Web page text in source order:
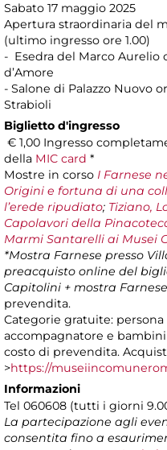
Sabato 17 maggio 2025
Apertura straordinaria del
(ultimo ingresso ore 1.00)
- Esedra del Marco Aurelio
d’Amore
- Salone di Palazzo Nuovo
Strabioli
Biglietto d'ingresso
€ 1,00 Ingresso
della MIC card *
Mostre in corso I Farnese
Origini e fortuna di una
l’erede ripudiato; Tiziano,
Capolavori della
Marmi Santarelli ai Musei
*Mostra Farnese presso
preacquisto online del
Capitolini + mostra
prevendita.
Categorie gratuite: persona
accompagnatore e
costo di prevendita.
>https://
Informazioni
Tel 060608 (tutti i giorni
La partecipazione agli
consentita fino a